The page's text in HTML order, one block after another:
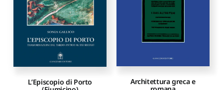
L’Episcopio di Porto Architettura greca e